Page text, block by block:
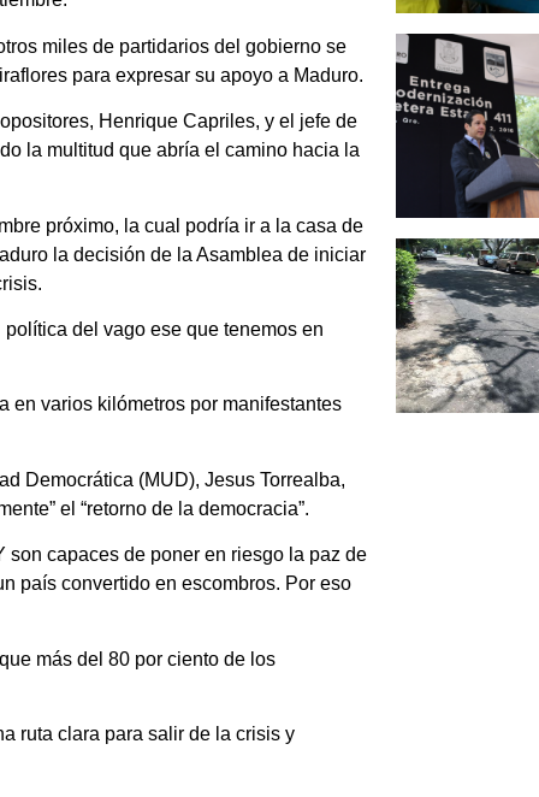
miles de partidarios del gobierno se
para expresar su apoyo a Maduro.
Henrique Capriles, y el jefe de
la multitud que abría el camino hacia la
próximo, la cual podría ir a la casa de
la decisión de la Asamblea de iniciar
del vago ese que tenemos en
en varios kilómetros por manifestantes
Democrática (MUD), Jesus Torrealba,
el “retorno de la democracia”.
son capaces de poner en riesgo la paz de
país convertido en escombros. Por eso
más del 80 por ciento de los
ruta clara para salir de la crisis y